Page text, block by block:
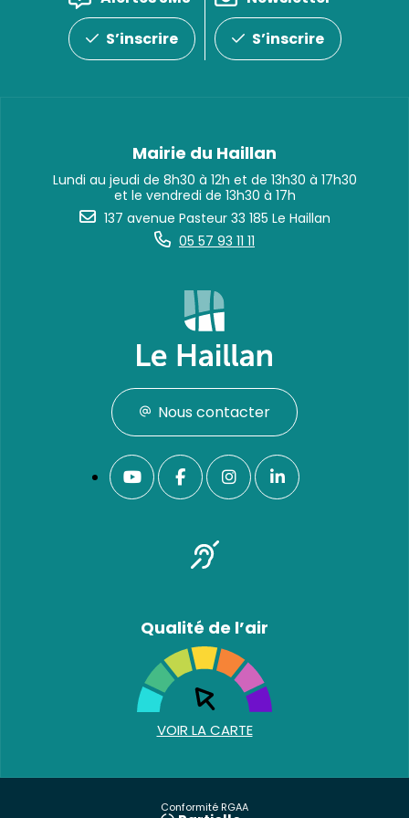
S’inscrire
S’inscrire
Mairie du Haillan
Lundi au jeudi de 8h30 à 12h et de 13h30 à 17h30
et le vendredi de 13h30 à 17h
137 avenue Pasteur 33 185 Le Haillan
05 57 93 11 11
Nous contacter
Qualité de l’air
VOIR LA CARTE
Conformité RGAA